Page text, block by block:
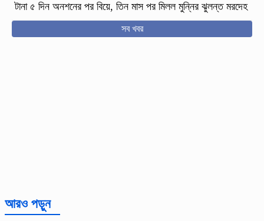
টানা ৫ দিন অনশনের পর বিয়ে, তিন মাস পর মিলল মুন্নির ঝুলন্ত মরদেহ
সব খবর
আরও পড়ুন